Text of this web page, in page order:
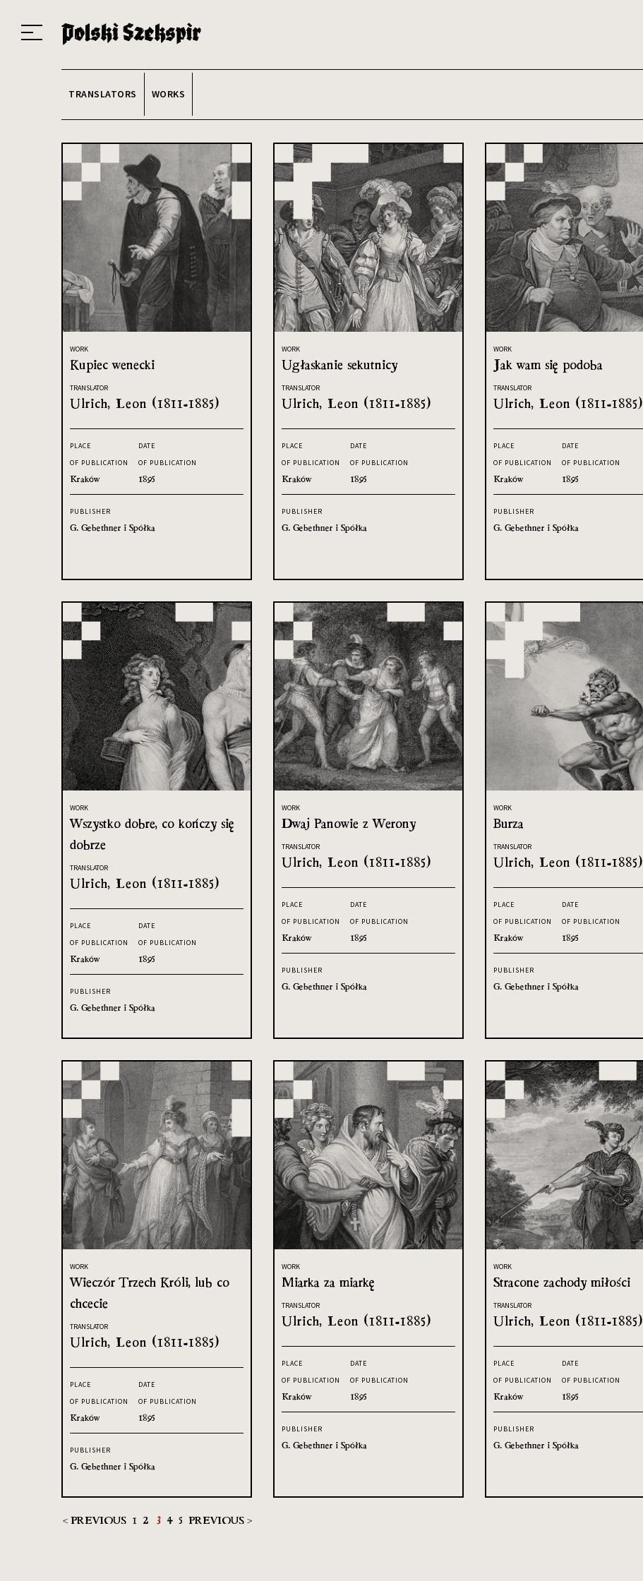
TRANSLATORS WORKS
WORK
Kupiec wenecki
TRANSLATOR
Ulrich, Leon (1811-1885)
PLACE
OF PUBLICATION
Kraków
DATE
OF PUBLICATION
1895
PUBLISHER
G. Gebethner i Spółka
WORK
Ugłaskanie sekutnicy
TRANSLATOR
Ulrich, Leon (1811-1885)
PLACE
OF PUBLICATION
Kraków
DATE
OF PUBLICATION
1895
PUBLISHER
G. Gebethner i Spółka
WORK
Jak wam się podoba
TRANSLATOR
Ulrich, Leon (1811-1885)
PLACE
OF PUBLICATION
Kraków
DATE
OF PUBLICATION
1895
PUBLISHER
G. Gebethner i Spółka
WORK
Wszystko dobre, co kończy się
dobrze
TRANSLATOR
Ulrich, Leon (1811-1885)
PLACE
OF PUBLICATION
Kraków
DATE
OF PUBLICATION
1895
PUBLISHER
G. Gebethner i Spółka
WORK
Dwaj Panowie z Werony
TRANSLATOR
Ulrich, Leon (1811-1885)
PLACE
OF PUBLICATION
Kraków
DATE
OF PUBLICATION
1895
PUBLISHER
G. Gebethner i Spółka
WORK
Burza
TRANSLATOR
Ulrich, Leon (1811-1885)
PLACE
OF PUBLICATION
Kraków
DATE
OF PUBLICATION
1895
PUBLISHER
G. Gebethner i Spółka
WORK
Wieczór Trzech Króli, lub co
chcecie
TRANSLATOR
Ulrich, Leon (1811-1885)
PLACE
OF PUBLICATION
Kraków
DATE
OF PUBLICATION
1895
PUBLISHER
G. Gebethner i Spółka
WORK
Miarka za miarkę
TRANSLATOR
Ulrich, Leon (1811-1885)
PLACE
OF PUBLICATION
Kraków
DATE
OF PUBLICATION
1895
PUBLISHER
G. Gebethner i Spółka
WORK
Stracone zachody miłości
TRANSLATOR
Ulrich, Leon (1811-1885)
PLACE
OF PUBLICATION
Kraków
DATE
OF PUBLICATION
1895
PUBLISHER
G. Gebethner i Spółka
< PREVIOUS 1 2 3 4 5 PREVIOUS >